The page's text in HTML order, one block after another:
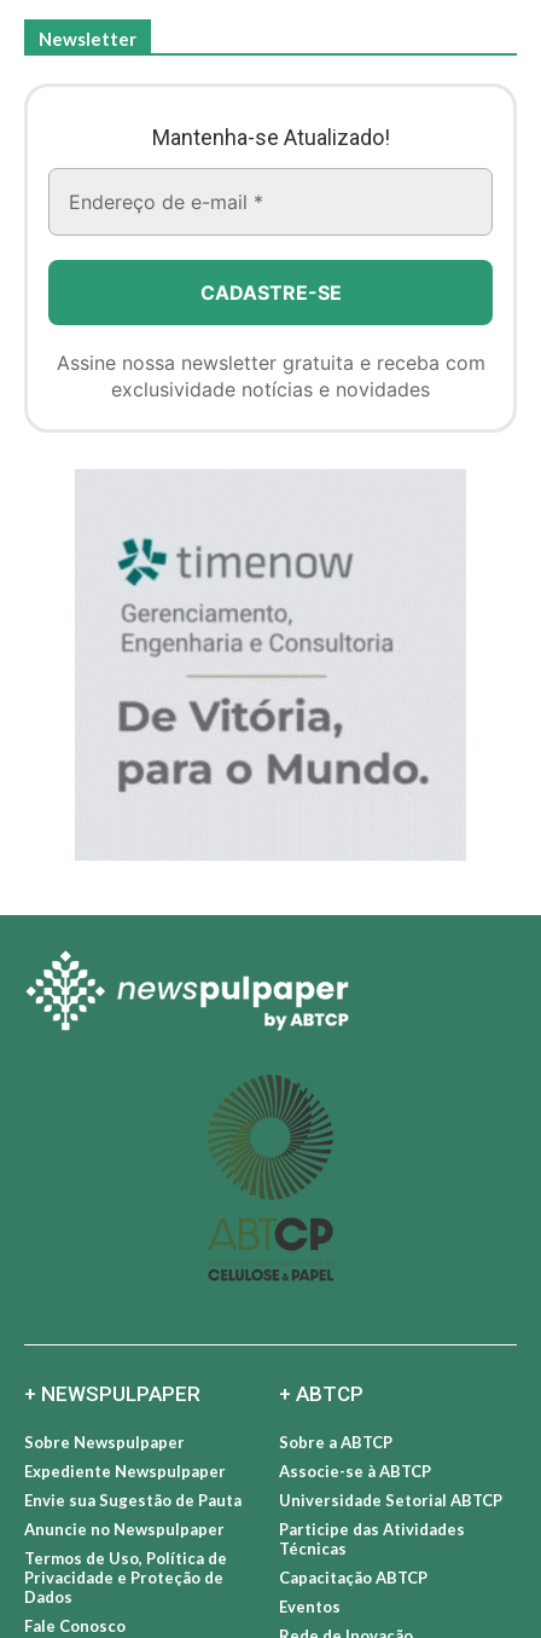
Newsletter
Mantenha-se Atualizado!
Assine nossa newsletter gratuita e receba com
exclusividade notícias e novidades
+ NEWSPULPAPER
Sobre Newspulpaper
Expediente Newspulpaper
Envie sua Sugestão de Pauta
Anuncie no Newspulpaper
Termos de Uso, Política de
Privacidade e Proteção de
Dados
Fale Conosco
+ ABTCP
Sobre a ABTCP
Associe-se à ABTCP
Universidade Setorial ABTCP
Participe das Atividades
Técnicas
Capacitação ABTCP
Eventos